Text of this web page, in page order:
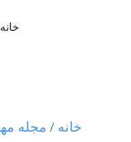
خانه
خانه / مجله